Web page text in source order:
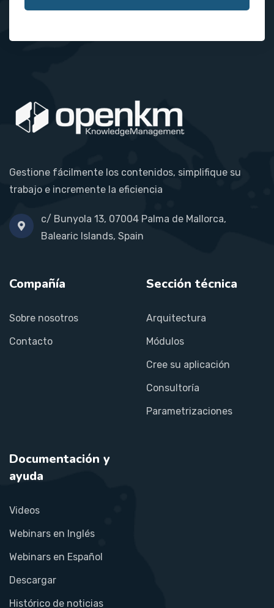
Gestione fácilmente los contenidos, simplifique su
trabajo e incremente la eficiencia
c/ Bunyola 13, 07004 Palma de Mallorca,
Balearic Islands, Spain
Compañía
Sobre nosotros
Contacto
Sección técnica
Arquitectura
Módulos
Cree su aplicación
Consultoría
Parametrizaciones
Documentación y
ayuda
Videos
Webinars en Inglés
Webinars en Español
Descargar
Histórico de noticias